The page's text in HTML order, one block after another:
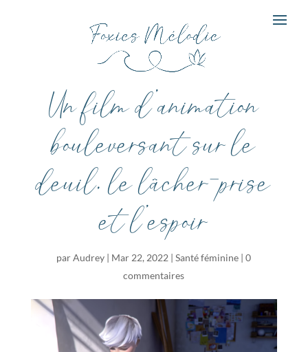
Un film d’animation
bouleversant sur le
deuil, le lâcher-prise
et l’espoir
parAudrey | Mar 22, 2022 |Santé féminine |0
commentaires